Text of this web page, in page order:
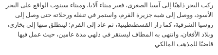
ركب البحر ذاهبًا إلى آسيا الصغرى، فعبر ميناء آلايا، وميناء سينوب الواقع على البحر
الأسود، ووصل إلى شبه جزيرة القرم، واستمر في تنقله ورحلاته حتى وصل إلى
روسيا الشرقية، كما زار القسطنطينية، ثم عاد إلى القرم؛ لينطلق منها إلى بخارى،
وبلاد الأفغان، وانتهى به المطاف ليستقر في دلهي مدة عامين، حيث عمل فيها
قاضيًا للمذهب المالكي.